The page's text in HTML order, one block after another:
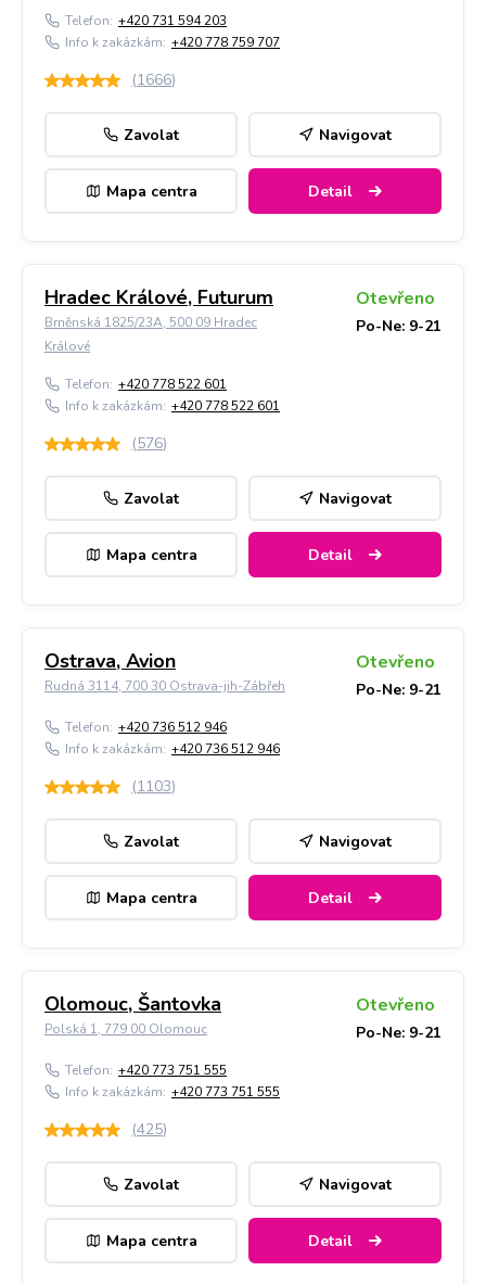
Telefon: +420 731 594 203
Info k zakázkám: +420 778 759 707
(1666)
Zavolat Navigovat
Mapa centra Detail
Hradec Králové, Futurum
Brněnská 1825/23A, 500 09 Hradec
Králové
Otevřeno
Po-Ne: 9-21
Telefon: +420 778 522 601
Info k zakázkám: +420 778 522 601
(576)
Zavolat Navigovat
Mapa centra Detail
Ostrava, Avion
Rudná 3114, 700 30 Ostrava-jih-Zábřeh
Otevřeno
Po-Ne: 9-21
Telefon: +420 736 512 946
Info k zakázkám: +420 736 512 946
(1103)
Zavolat Navigovat
Mapa centra Detail
Olomouc, Šantovka
Polská 1, 779 00 Olomouc
Otevřeno
Po-Ne: 9-21
Telefon: +420 773 751 555
Info k zakázkám: +420 773 751 555
(425)
Zavolat Navigovat
Mapa centra Detail